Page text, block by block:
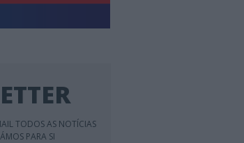
TODOS AS NOTÍCIAS
PARA SI